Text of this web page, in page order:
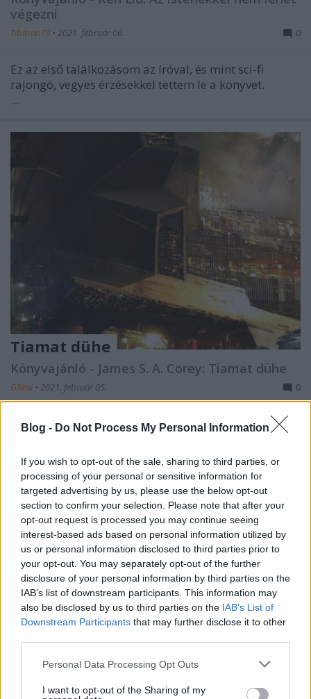
Blog - Do Not Process My Personal Information
If you wish to opt-out of the sale, sharing to third parties, or
processing of your personal or sensitive information for
targeted advertising by us, please use the below opt-out
section to confirm your selection. Please note that after your
opt-out request is processed you may continue seeing
interest-based ads based on personal information utilized by
us or personal information disclosed to third parties prior to
your opt-out. You may separately opt-out of the further
disclosure of your personal information by third parties on the
IAB’s list of downstream participants. This information may
also be disclosed by us to third parties on the IAB’s List of
Downstream Participants that may further disclose it to other
Please note that this website/app uses one or more Google
not limited to your visit or usage behaviour. You may click to
Personal Data Processing Opt Outs
I want to opt-out of the Sharing of my
végezni
Tibitron79 • 2021. február 06. 0
Ez az első találkozásom az íróval, és mint sci-fi
rajongó, vegyes érzésekkel tettem le a könyvet.
...
Tiamat dühe
Könyvajánló - James S. A. Corey: Tiamat dühe
GReni • 2021. február 05. 0
Galaxis szerte ezerháromszáz kapu nyílt a
különböző naprendszerekbe. Ám miközben az
emberiség egy idegen civilizáció romjain építgeti ...